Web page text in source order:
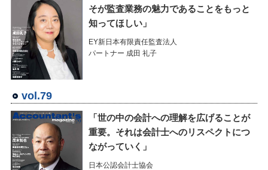
そが監査業務の魅力であることをもっと
知ってほしい」
EY新日本有限責任監査法人
パートナー 成田 礼子
vol.79
「世の中の会計への理解を広げることが
重要。それは会計士へのリスペクトにつ
ながっていく」
日本公認会計士協会